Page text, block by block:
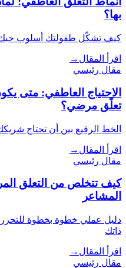
بها؟
كيف تشكّل طفولتك أسلوب حبك
اقرأ المقال →
مقال رئيسي
الاحتياج العاطفي: متى
تعلّق مرضي؟
الخط الرفيع بين أن تحتاج
اقرأ المقال →
مقال رئيسي
كيف تتخلص من التعلق
المشاعر
دليل عملي خطوة بخطوة
ذاتك
اقرأ المقال →
مقال رئيسي